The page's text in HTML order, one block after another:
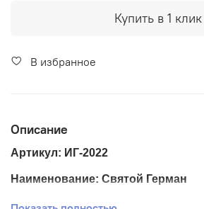
Купить в 1 клик
В избранное
Описание
Артикул: ИГ-2022
Наименование: Святой Герман
Размер ткани 25*33 см.